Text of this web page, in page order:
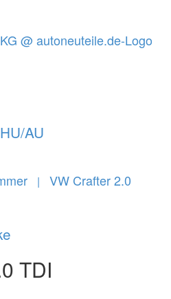
AU
|
VW Crafter 2.0
TDI